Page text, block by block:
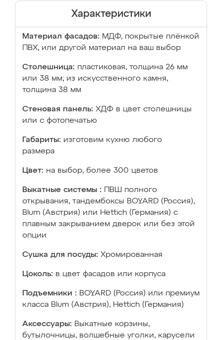
Характеристики
Материал фасадов: МДФ, покрытые плёнкой
ПВХ, или другой материал на ваш выбор
Столешница: пластиковая, толщина 26 мм
или 38 мм; из искусственного камня,
толщина 38 мм
Стеновая панель: ХДФ в цвет столешницы
или с фотопечатью
Габариты: изготовим кухню любого
размера
Цвет: на выбор, более 300 цветов
Выкатные системы :
ПВШ полного
открывания, тандембоксы BOYARD (Россия),
Blum (Австрия) или Hettich (Германия) с
плавным закрыванием дверок или без этой
опции
Сушка для посуды: Хромированная
Цоколь: в цвет фасадов или корпуса
Подъемники : BOYARD (Россия) или премиум
класса Blum (Австрия), Hettich (Германия)
Аксессуары: Выкатные корзины,
бутылочницы, волшебные уголки, карусели